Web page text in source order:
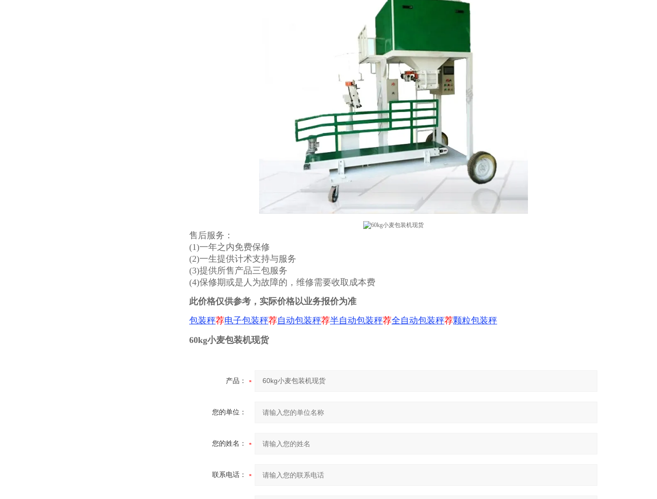
售后服务：
(1)一年之内免费保修
(2)一生提供计术支持与服务
(3)提供所售产品三包服务
(4)保修期或是人为故障的，维修需要收取成本费
此价格仅供参考，实际价格以业务报价为准
包装秤荐电子包装秤荐自动包装秤荐半自动包装秤荐全自动包装秤荐颗粒包装秤
60kg小麦包装机现货
产品：
您的单位：
您的姓名：
联系电话：